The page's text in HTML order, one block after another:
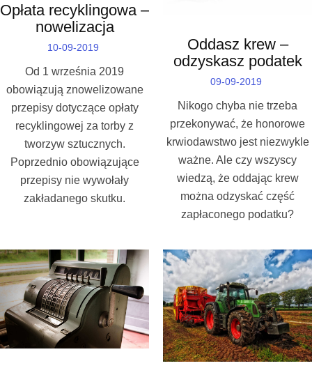
Opłata recyklingowa –
nowelizacja
10-09-2019
Od 1 września 2019
obowiązują znowelizowane
przepisy dotyczące opłaty
recyklingowej za torby z
tworzyw sztucznych.
Poprzednio obowiązujące
przepisy nie wywołały
zakładanego skutku.
Oddasz krew –
odzyskasz podatek
09-09-2019
Nikogo chyba nie trzeba
przekonywać, że honorowe
krwiodawstwo jest niezwykle
ważne. Ale czy wszyscy
wiedzą, że oddając krew
można odzyskać część
zapłaconego podatku?